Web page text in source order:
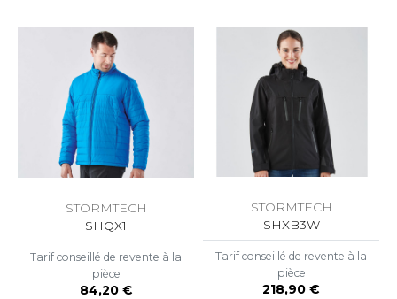
ONE TOWELLING
STORMTECH
SHQX1
Tarif conseillé de revente à la
pièce
84,20 €
STORMTECH
SHXB3W
Tarif conseillé de revente à la
pièce
218,90 €